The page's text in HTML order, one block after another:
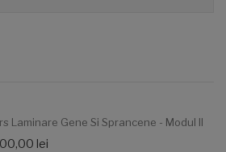
Laminare Gene Si Sprancene - Modul II
lei